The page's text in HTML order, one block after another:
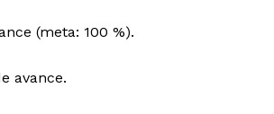
(meta: 100 %).
avance.